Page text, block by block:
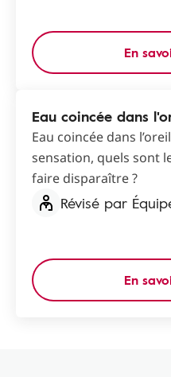
En
Eau coincée dans
Eau coincée dans
sensation, quels sont
faire disparaître ?
Révisé par
En